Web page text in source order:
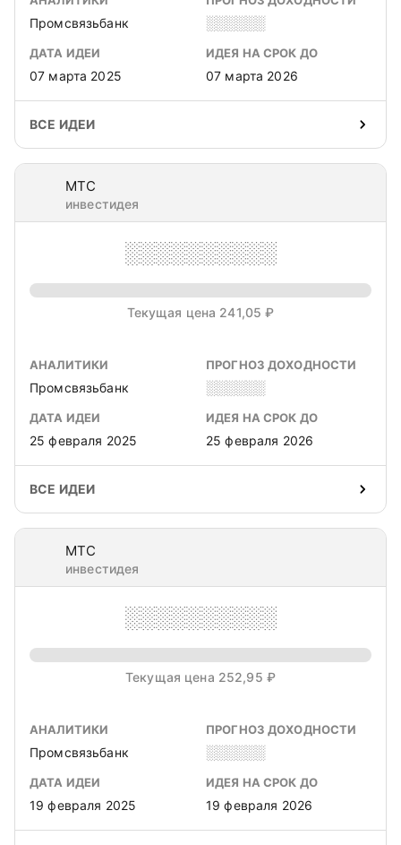
Промсвязьбанк ░░░░░░
ДАТА ИДЕИ
07 марта 2025
ИДЕЯ НА СРОК ДО
07 марта 2026
ВСЕ ИДЕИ
МТС
инвестидея
░░░░░░░░░░
Текущая цена 241,05 ₽
АНАЛИТИКИ
Промсвязьбанк
ПРОГНОЗ ДОХОДНОСТИ
░░░░░░
ДАТА ИДЕИ
25 февраля 2025
ИДЕЯ НА СРОК ДО
25 февраля 2026
ВСЕ ИДЕИ
МТС
инвестидея
░░░░░░░░░░
Текущая цена 252,95 ₽
АНАЛИТИКИ
Промсвязьбанк
ПРОГНОЗ ДОХОДНОСТИ
░░░░░░
ДАТА ИДЕИ
19 февраля 2025
ИДЕЯ НА СРОК ДО
19 февраля 2026